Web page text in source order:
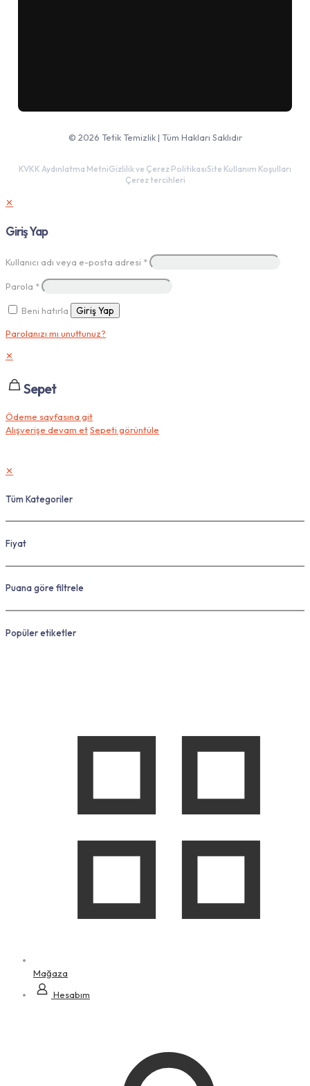
© 2026 Tetik Temizlik | Tüm Hakları Saklıdır
KVKK Aydınlatma MetniGizlilik ve Çerez PolitikasıSite Kullanım Koşulları
Çerez tercihleri
✕
Giriş Yap
Kullanıcı adı veya e-posta adresi *
Parola *
Beni hatırla Giriş Yap
Parolanızı mı unuttunuz?
✕
Sepet
Ödeme sayfasına git
Alışverişe devam etSepeti görüntüle
✕
Tüm Kategoriler
Fiyat
Puana göre filtrele
Popüler etiketler
Mağaza
Hesabım